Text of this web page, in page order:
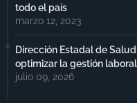
todo el país
marzo 12, 2023
Dirección Estadal de
optimizar la gestión
julio 09, 2026